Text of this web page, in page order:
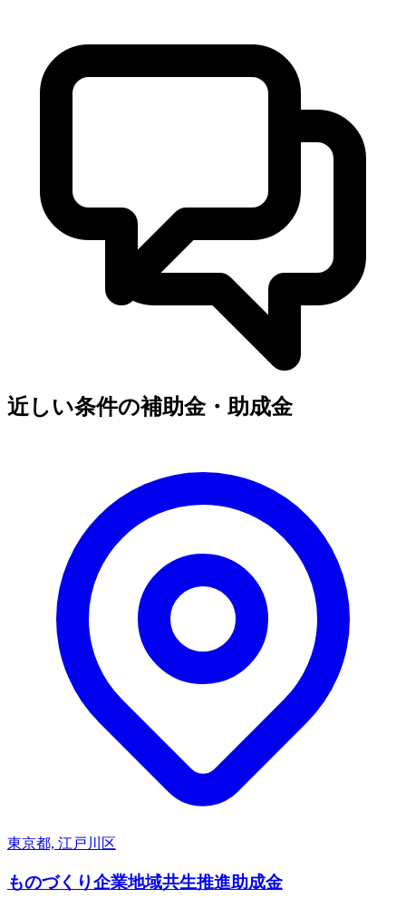
近しい条件の補助金・助成金
東京都, 江戸川区
ものづくり企業地域共生推進助成金